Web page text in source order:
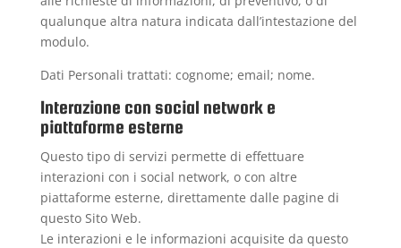
qualunque altra natura indicata dall’intestazione del
modulo.
Dati Personali trattati: cognome; email; nome.
Interazione con social network e
piattaforme esterne
Questo tipo di servizi permette di effettuare
interazioni con i social network, o con altre
piattaforme esterne, direttamente dalle pagine di
questo Sito Web.
Le interazioni e le informazioni acquisite da questo